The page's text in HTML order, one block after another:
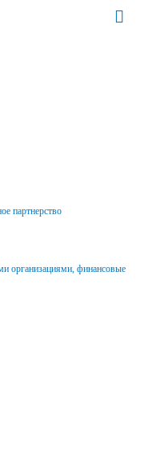
партнерство
организациями, финансовые